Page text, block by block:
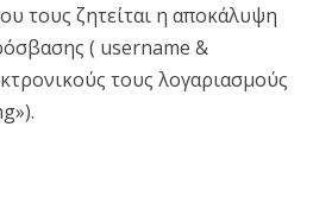
τους ζητείται η αποκάλυψη
( username &
τους λογαριασμούς